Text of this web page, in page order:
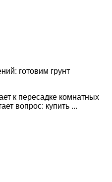
готовим грунт
к пересадке комнатных
вопрос: купить ...